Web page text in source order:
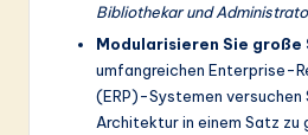
Bibliothekar und
Modularisieren Sie große
umfangreichen Enterprise-
(ERP)-Systemen versuchen
Architektur in einem Satz zu